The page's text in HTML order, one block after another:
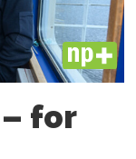
PLUS
for